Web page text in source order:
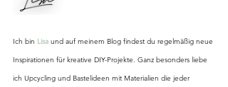
Ich bin Lisa und auf meinem Blog findest du regelmäßig neue
Inspirationen für kreative DIY-Projekte. Ganz besonders liebe
ich Upcycling und Bastelideen mit Materialien die jeder